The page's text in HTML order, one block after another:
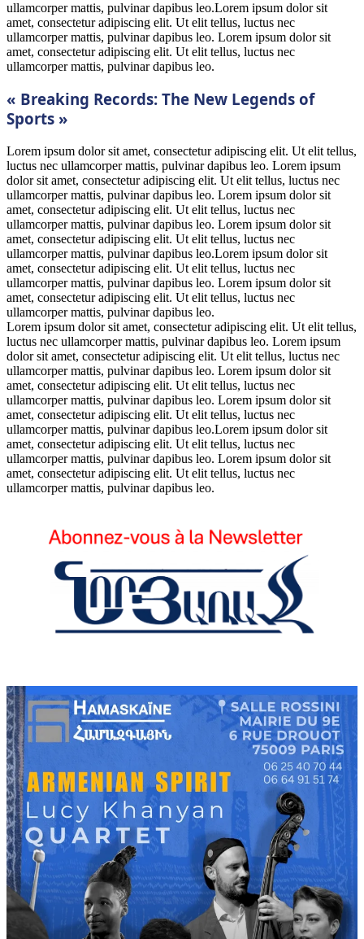
ullamcorper mattis, pulvinar dapibus leo.Lorem ipsum dolor sit
amet, consectetur adipiscing elit. Ut elit tellus, luctus nec
ullamcorper mattis, pulvinar dapibus leo. Lorem ipsum dolor sit
amet, consectetur adipiscing elit. Ut elit tellus, luctus nec
ullamcorper mattis, pulvinar dapibus leo.
« Breaking Records: The New Legends of
Sports »
Lorem ipsum dolor sit amet, consectetur adipiscing elit. Ut elit tellus,
luctus nec ullamcorper mattis, pulvinar dapibus leo. Lorem ipsum
dolor sit amet, consectetur adipiscing elit. Ut elit tellus, luctus nec
ullamcorper mattis, pulvinar dapibus leo. Lorem ipsum dolor sit
amet, consectetur adipiscing elit. Ut elit tellus, luctus nec
ullamcorper mattis, pulvinar dapibus leo. Lorem ipsum dolor sit
amet, consectetur adipiscing elit. Ut elit tellus, luctus nec
ullamcorper mattis, pulvinar dapibus leo.Lorem ipsum dolor sit
amet, consectetur adipiscing elit. Ut elit tellus, luctus nec
ullamcorper mattis, pulvinar dapibus leo. Lorem ipsum dolor sit
amet, consectetur adipiscing elit. Ut elit tellus, luctus nec
ullamcorper mattis, pulvinar dapibus leo.
Lorem ipsum dolor sit amet, consectetur adipiscing elit. Ut elit tellus,
luctus nec ullamcorper mattis, pulvinar dapibus leo. Lorem ipsum
dolor sit amet, consectetur adipiscing elit. Ut elit tellus, luctus nec
ullamcorper mattis, pulvinar dapibus leo. Lorem ipsum dolor sit
amet, consectetur adipiscing elit. Ut elit tellus, luctus nec
ullamcorper mattis, pulvinar dapibus leo. Lorem ipsum dolor sit
amet, consectetur adipiscing elit. Ut elit tellus, luctus nec
ullamcorper mattis, pulvinar dapibus leo.Lorem ipsum dolor sit
amet, consectetur adipiscing elit. Ut elit tellus, luctus nec
ullamcorper mattis, pulvinar dapibus leo. Lorem ipsum dolor sit
amet, consectetur adipiscing elit. Ut elit tellus, luctus nec
ullamcorper mattis, pulvinar dapibus leo.